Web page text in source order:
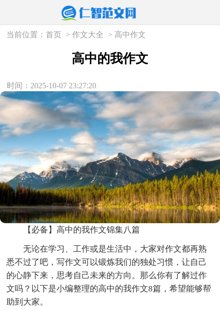
当前位置：首页 >作文大全 >高中作文
高中的我作文
时间：2025-10-07 23:27:20
【必备】高中的我作文锦集八篇
无论在学习、工作或是生活中，大家对作文都再熟
悉不过了吧，写作文可以锻炼我们的独处习惯，让自己
的心静下来，思考自己未来的方向。那么你有了解过作
文吗？以下是小编整理的高中的我作文8篇，希望能够帮
助到大家。